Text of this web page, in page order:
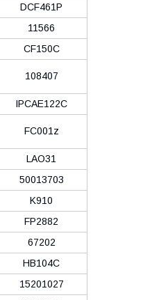
DCF461P
11566
CF150C
108407
IPCAE122C
FC001z
LAO31
50013703
K910
FP2882
67202
HB104C
15201027